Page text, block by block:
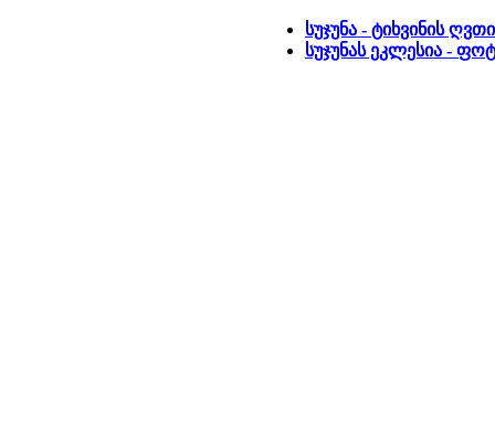
სუჯუნა - ტიხვინის
სუჯუნას ეკლესია -